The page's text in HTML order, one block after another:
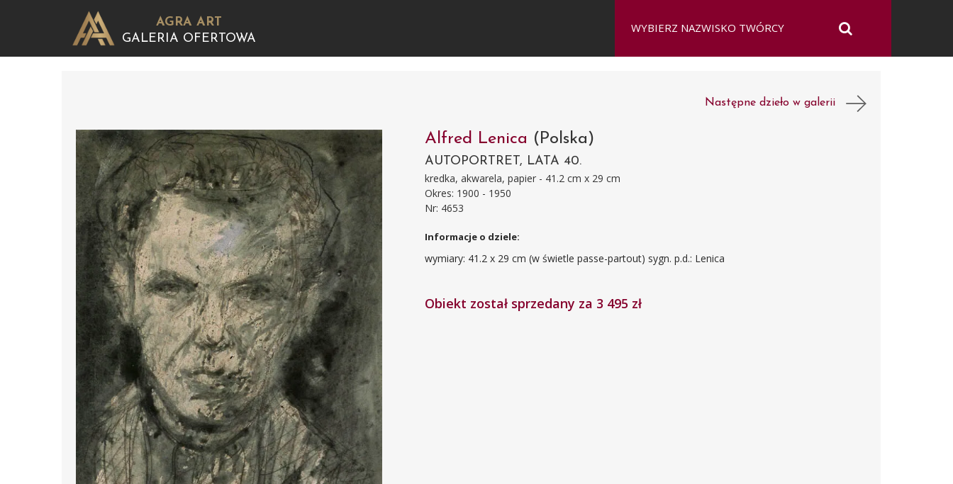
AGRA ART
GALERIA OFERTOWA
Następne dzieło w galerii
Alfred Lenica (Polska)
AUTOPORTRET, LATA 40.
kredka, akwarela, papier - 41.2 cm x 29 cm
Okres: 1900 - 1950
Nr: 4653
Informacje o dziele:
wymiary: 41.2 x 29 cm (w świetle passe-partout) sygn. p.d.: Lenica
Obiekt został sprzedany za 3 495 zł